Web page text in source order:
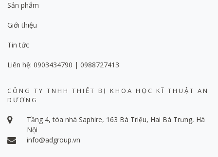
Sản phẩm
Giới thiệu
Tin tức
Liên hệ: 0903434790 | 0988727413
CÔNG TY TNHH THIẾT BỊ KHOA HỌC KĨ THUẬT AN
DƯƠNG
Tầng 4, tòa nhà Saphire, 163 Bà Triệu, Hai Bà Trưng, Hà
Nội
info@adgroup.vn